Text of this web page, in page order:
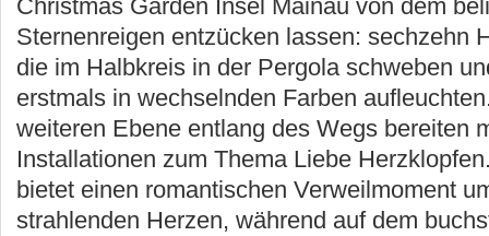
Christmas Garden Insel Mainau von dem
Sternenreigen entzücken lassen: sechzehn
die im Halbkreis in der Pergola schweben
erstmals in wechselnden Farben
weiteren Ebene entlang des Wegs bereiten
Installationen zum Thema Liebe
bietet einen romantischen Verweilmoment
strahlenden Herzen, während auf dem